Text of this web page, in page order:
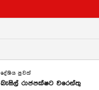
දේශිය පුවත්
බැසිල් රාජපක්ෂට වරෙන්තු